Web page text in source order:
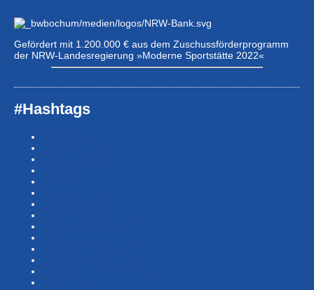
Gefördert mit 1.200.000 € aus dem Zuschussförderprogramm
der NRW-Landesregierung »Moderne Sportstätte 2022«
#Hashtags